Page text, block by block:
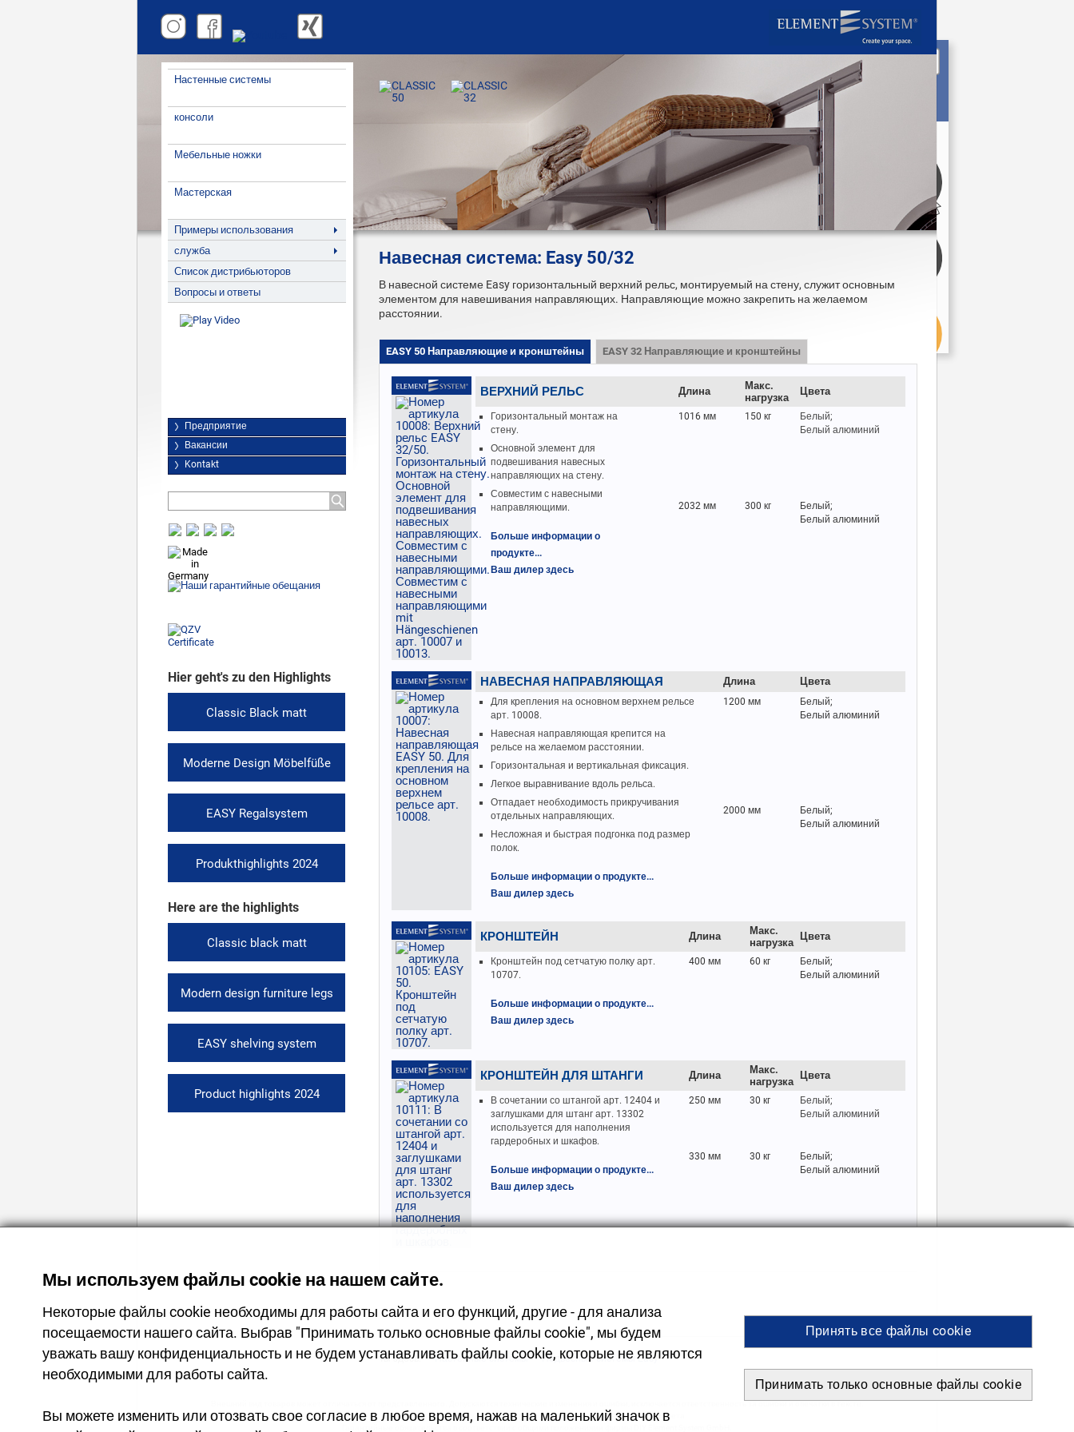
Мы используем файлы cookie на нашем сайте.
Некоторые файлы cookie необходимы для работы сайта и его функций, другие - для анализа
посещаемости нашего сайта. Выбрав "Принимать только основные файлы cookie", мы будем
уважать вашу конфиденциальность и не будем устанавливать файлы cookie, которые не являются
необходимыми для работы сайта.
Вы можете изменить или отозвать свое согласие в любое время, нажав на маленький значок в
Принять все файлы cookie
Принимать только основные файлы cookie
Настенные системы
консоли
Мебельные ножки
Мастерская
Примеры использования
служба
Список дистрибьюторов
Вопросы и ответы
Предприятие
Вакансии
Kontakt
Hier geht's zu den Highlights
Classic Black matt
Moderne Design Möbelfüße
EASY Regalsystem
Produkthighlights 2024
Here are the highlights
Classic black matt
Modern design furniture legs
EASY shelving system
Product highlights 2024
Навесная система: Easy 50/32
В навесной системе Easy горизонтальный верхний рельс, монтируемый на стену, служит основным
элементом для навешивания направляющих. Направляющие можно закрепить на желаемом
расстоянии.
EASY 50 Направляющие и кронштейны EASY 32 Направляющие и кронштейны
ВЕРХНИЙ РЕЛЬС Длина
Макс.
нагрузка
Цвета
Горизонтальный монтаж на
стену.
Основной элемент для
подвешивания навесных
направляющих на стену.
Совместим с навесными
направляющими.
Больше информации о
продукте...
Ваш дилер здесь
1016 мм 150 кг
Белый;
Белый алюминий
2032 мм 300 кг
Белый;
Белый алюминий
НАВЕСНАЯ НАПРАВЛЯЮЩАЯ Длина Цвета
Для крепления на основном верхнем рельсе
арт. 10008.
Навесная направляющая крепится на
рельсе на желаемом расстоянии.
Горизонтальная и вертикальная фиксация.
Легкое выравнивание вдоль рельса.
Отпадает необходимость прикручивания
отдельных направляющих.
Несложная и быстрая подгонка под размер
полок.
Больше информации о продукте...
Ваш дилер здесь
1200 мм
Белый;
Белый алюминий
2000 мм
Белый;
Белый алюминий
КРОНШТЕЙН Длина
Макс.
нагрузка
Цвета
Кронштейн под сетчатую полку арт.
10707.
Больше информации о продукте...
Ваш дилер здесь
400 мм 60 кг
Белый;
Белый алюминий
КРОНШТЕЙН ДЛЯ ШТАНГИ Длина
Макс.
нагрузка
Цвета
В сочетании со штангой арт. 12404 и
заглушками для штанг арт. 13302
используется для наполнения
гардеробных и шкафов.
Больше информации о продукте...
Ваш дилер здесь
250 мм 30 кг
Белый;
Белый алюминий
330 мм 30 кг
Белый;
Белый алюминий
Ты здесь: Настенные системы Подвесные системы Easy
Внешний вид товаров может отличаться от представленного. Допускаются технические изменения и ошибки, исключается ответственность за ошибки и опечатки в тексте.
Из-за технологических особенностей допускаются изменения оттенков цвета.